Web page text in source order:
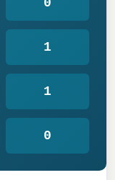
0
1
1
0